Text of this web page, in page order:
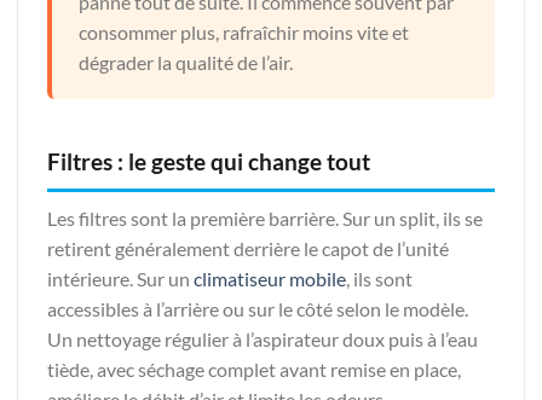
consommer plus, rafraîchir moins vite et
dégrader la qualité de l’air.
Filtres : le geste qui change tout
Les filtres sont la première barrière. Sur un split, ils se
retirent généralement derrière le capot de l’unité
intérieure. Sur un climatiseur mobile, ils sont
accessibles à l’arrière ou sur le côté selon le modèle.
Un nettoyage régulier à l’aspirateur doux puis à l’eau
tiède, avec séchage complet avant remise en place,